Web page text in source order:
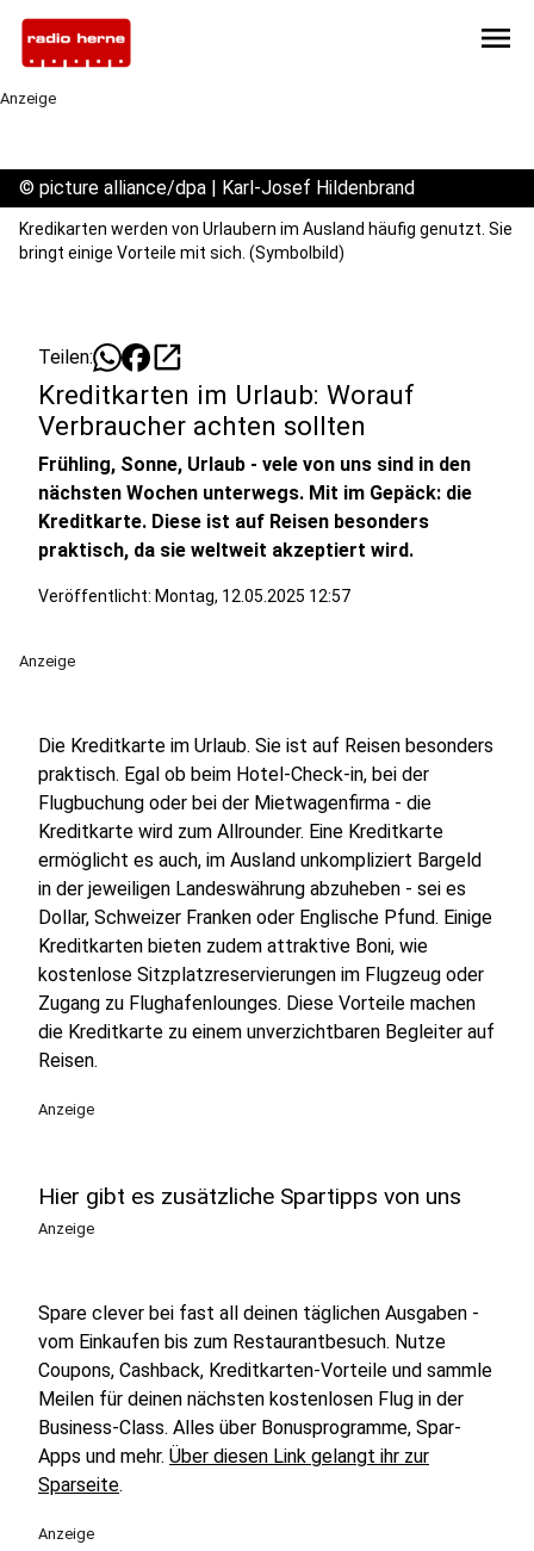
menu
Anzeige
© picture alliance/dpa | Karl-Josef Hildenbrand
Kredikarten werden von Urlaubern im Ausland häufig genutzt. Sie
bringt einige Vorteile mit sich. (Symbolbild)
Teilen: open_in_new
Kreditkarten im Urlaub: Worauf
Verbraucher achten sollten
Frühling, Sonne, Urlaub - vele von uns sind in den
nächsten Wochen unterwegs. Mit im Gepäck: die
Kreditkarte. Diese ist auf Reisen besonders
praktisch, da sie weltweit akzeptiert wird.
Veröffentlicht: Montag, 12.05.2025 12:57
Anzeige
Die Kreditkarte im Urlaub. Sie ist auf Reisen besonders
praktisch. Egal ob beim Hotel-Check-in, bei der
Flugbuchung oder bei der Mietwagenfirma - die
Kreditkarte wird zum Allrounder. Eine Kreditkarte
ermöglicht es auch, im Ausland unkompliziert Bargeld
in der jeweiligen Landeswährung abzuheben - sei es
Dollar, Schweizer Franken oder Englische Pfund. Einige
Kreditkarten bieten zudem attraktive Boni, wie
kostenlose Sitzplatzreservierungen im Flugzeug oder
Zugang zu Flughafenlounges. Diese Vorteile machen
die Kreditkarte zu einem unverzichtbaren Begleiter auf
Reisen.
Anzeige
Hier gibt es zusätzliche Spartipps von uns
Anzeige
Spare clever bei fast all deinen täglichen Ausgaben -
vom Einkaufen bis zum Restaurantbesuch. Nutze
Coupons, Cashback, Kreditkarten-Vorteile und sammle
Meilen für deinen nächsten kostenlosen Flug in der
Business-Class. Alles über Bonusprogramme, Spar-
Apps und mehr. Über diesen Link gelangt ihr zur
Sparseite.
Anzeige